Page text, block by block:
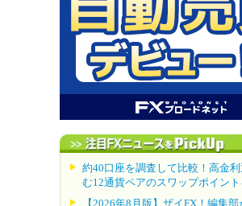
約40口座を調査して比較！高金
む12通貨ペアのスワップポイント
【2026年8月版】ザイFX！編集